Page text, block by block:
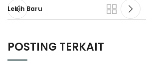
Lebih Baru
POSTING TERKAIT